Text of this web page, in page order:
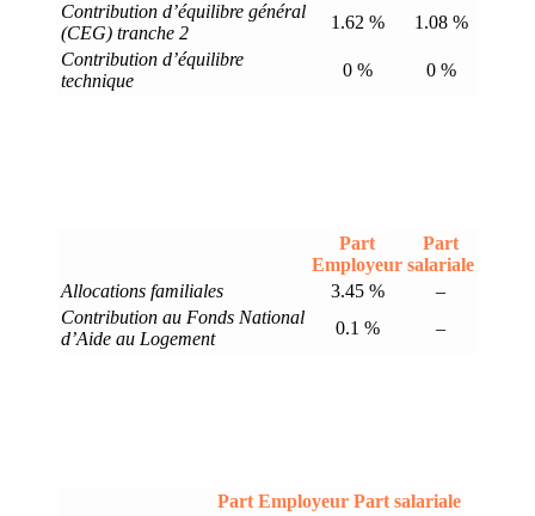
Contribution d’équilibre général
(CEG) tranche 2
1.62 %
1.08 %
Contribution d’équilibre
technique
0 % 0 %
Part
Employeur
Part
salariale
Allocations familiales
3.45 %
–
Contribution au Fonds National
d’Aide au Logement
0.1 % –
Part Employeur Part salariale